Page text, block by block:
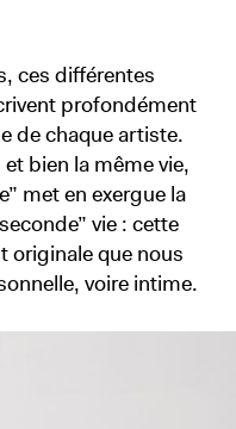
ces différentes
profondément
de chaque artiste.
bien la même vie,
met en exergue la
vie : cette
originale que nous
voire intime.